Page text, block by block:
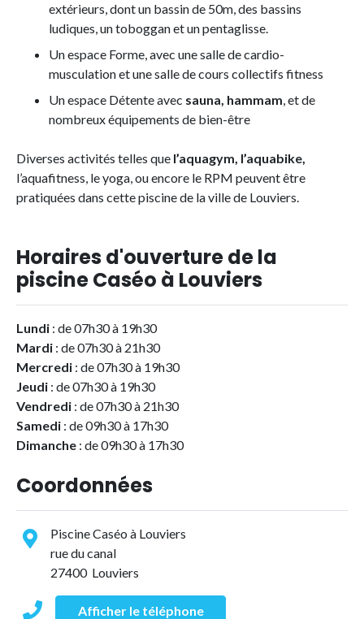
extérieurs, dont un bassin de 50m, des bassins
ludiques, un toboggan et un pentaglisse.
Un espace Forme, avec une salle de cardio-
musculation et une salle de cours collectifs fitness
Un espace Détente avec sauna, hammam, et de
nombreux équipements de bien-être
Diverses activités telles que l’aquagym, l’aquabike,
l’aquafitness, le yoga, ou encore le RPM peuvent être
pratiquées dans cette piscine de la ville de Louviers.
Horaires d'ouverture de la
piscine Caséo à Louviers
Lundi : de 07h30 à 19h30
Mardi : de 07h30 à 21h30
Mercredi : de 07h30 à 19h30
Jeudi : de 07h30 à 19h30
Vendredi : de 07h30 à 21h30
Samedi : de 09h30 à 17h30
Dimanche : de 09h30 à 17h30
Coordonnées
Piscine Caséo à Louviers
rue du canal
27400 Louviers
Afficher le téléphone